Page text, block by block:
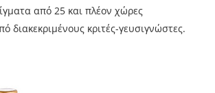
από 25 και πλέον χώρες
διακεκριμένους κριτές-γευσιγνώστες.